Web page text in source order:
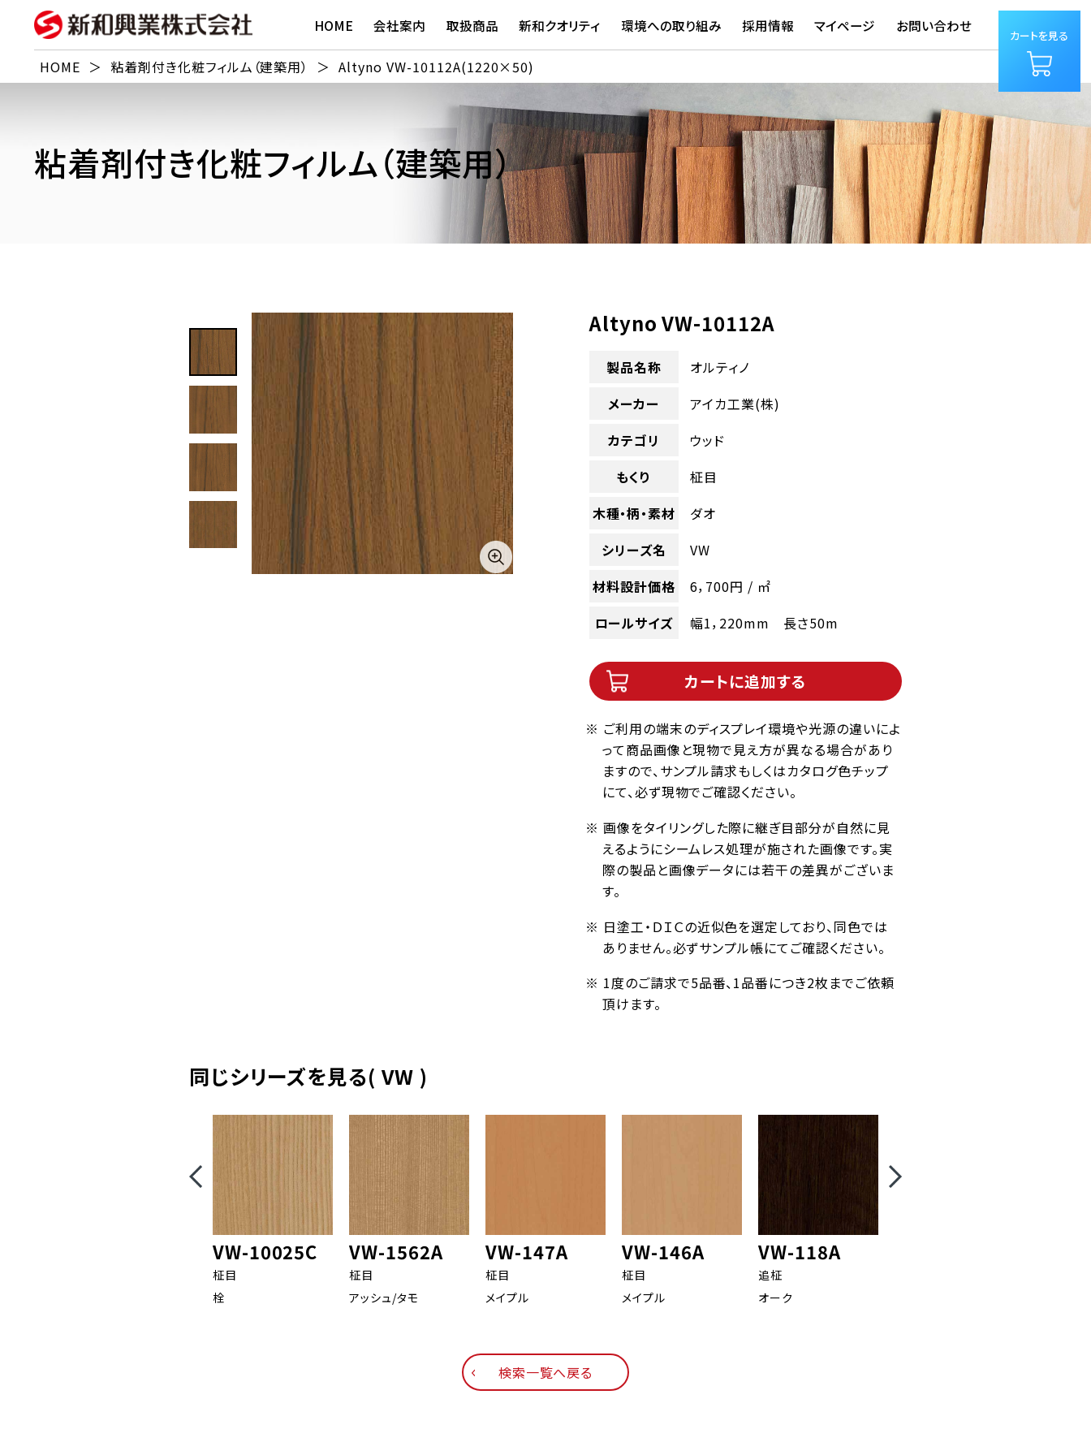
HOME 会社案内 取扱商品 新和クオリティ 環境への取り組み 採用情報 マイページ お問い合わせ
カートを見る
HOME ＞ 粘着剤付き化粧フィルム（建築用） ＞ Altyno VW-10112A(1220×50)
粘着剤付き化粧フィルム（建築用）
Altyno VW-10112A
製品名称
オルティノ
メーカー
アイカ工業(株)
カテゴリ
ウッド
もくり
柾目
木種・柄・素材
ダオ
シリーズ名
VW
材料設計価格
6，700円 / ㎡
ロールサイズ
幅1，220mm 長さ50m
カートに追加する
※ ご利用の端末のディスプレイ環境や光源の違いによ
って商品画像と現物で見え方が異なる場合があり
ますので、サンプル請求もしくはカタログ色チップ
にて、必ず現物でご確認ください。
※ 画像をタイリングした際に継ぎ目部分が自然に見
えるようにシームレス処理が施された画像です。実
際の製品と画像データには若干の差異がございま
す。
※ 日塗工・ＤＩＣの近似色を選定しており、同色では
ありません。必ずサンプル帳にてご確認ください。
※ 1度のご請求で5品番、1品番につき2枚までご依頼
頂けます。
同じシリーズを見る( VW )
VW-10025C
柾目
栓
VW-1562A
柾目
アッシュ/タモ
VW-147A
柾目
メイプル
VW-146A
柾目
メイプル
VW-118A
追柾
オーク
検索一覧へ戻る